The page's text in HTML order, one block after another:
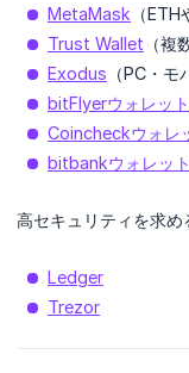
MetaMask （
Trust Wallet （複
Exodus （PC・
bitFlyerウォレット
Coincheckウォレ
bitbankウォレット
高セキュリティを求め
Ledger
Trezor